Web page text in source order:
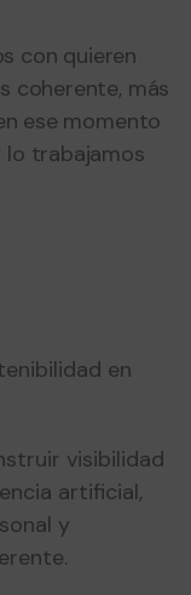
con quieren
coherente, más
ese momento
lo trabajamos
en
visibilidad
artificial,
y